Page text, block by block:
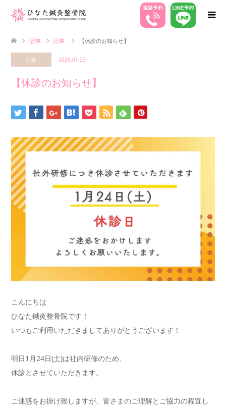
記事 記事 【休診のお知らせ】
記事 2026.01.23
【休診のお知らせ】
こんにちは
ひなた鍼灸整骨院です！
いつもご利用いただきましてありがとうございます！
明日1月24日(土)は社内研修のため、
休診とさせていただきます。
ご迷惑をお掛け致しますが、皆さまのご理解とご協力の程宜し